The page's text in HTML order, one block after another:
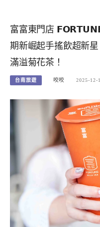
富富東門店
期新崛起手搖飲超新
滿溢菊花茶！
台南旅遊 咬咬 2025-12-